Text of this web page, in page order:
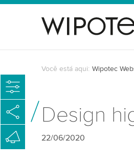
Você está aqui: Wipotec
Design
22/06/2020